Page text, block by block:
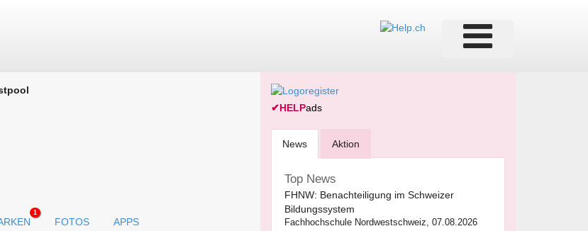
1
FOTOS APPS
✔HELPads
News Aktion
Top News
FHNW: Benachteiligung im Schweizer
Bildungssystem
Fachhochschule Nordwestschweiz, 07.08.2026